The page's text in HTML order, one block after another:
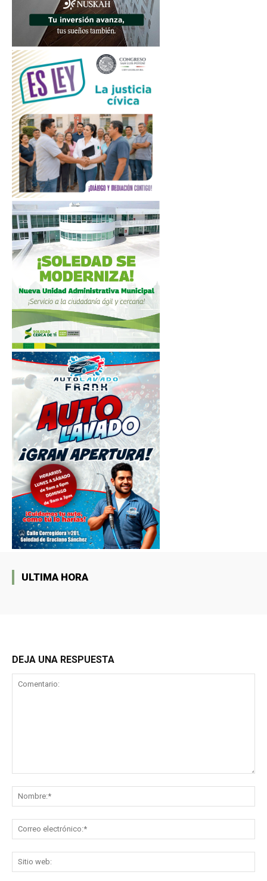
ULTIMA HORA
DEJA UNA RESPUESTA